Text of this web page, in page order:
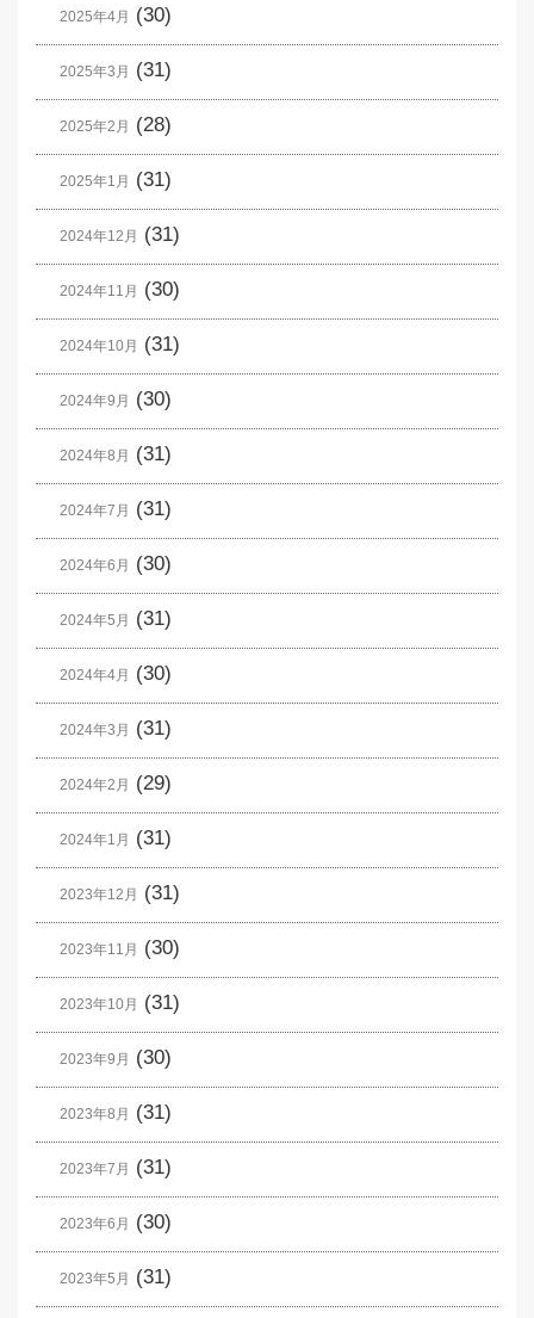
2025年4月 (30)
2025年3月 (31)
2025年2月 (28)
2025年1月 (31)
2024年12月 (31)
2024年11月 (30)
2024年10月 (31)
2024年9月 (30)
2024年8月 (31)
2024年7月 (31)
2024年6月 (30)
2024年5月 (31)
2024年4月 (30)
2024年3月 (31)
2024年2月 (29)
2024年1月 (31)
2023年12月 (31)
2023年11月 (30)
2023年10月 (31)
2023年9月 (30)
2023年8月 (31)
2023年7月 (31)
2023年6月 (30)
2023年5月 (31)